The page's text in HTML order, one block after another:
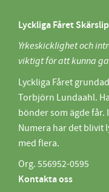
Lyckliga Fåret
Yrkeskicklighet och
viktigt för att kunna
Lyckliga Fåret
Torbjörn Lundaahl.
bönder som ägde får.
Numera har det blivit
med flera.
Org. 556952-0595
Kontakta oss